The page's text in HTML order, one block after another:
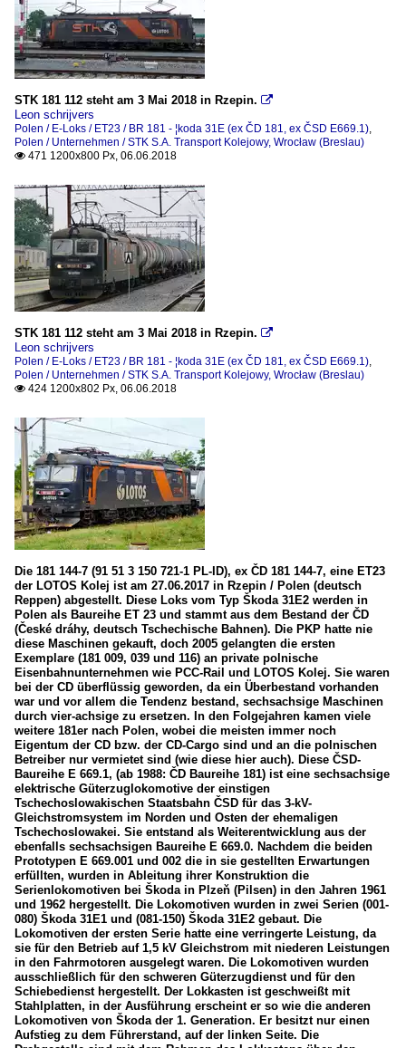
STK 181 112 steht am 3 Mai 2018 in Rzepin. 
Leon schrijvers
Polen / E-Loks / ET23 / BR 181 - ¦koda 31E (ex ČD 181, ex ČSD E669.1),
Polen / Unternehmen / STK S.A. Transport Kolejowy, Wrocław (Breslau)
 471 1200x800 Px, 06.06.2018
STK 181 112 steht am 3 Mai 2018 in Rzepin. 
Leon schrijvers
Polen / E-Loks / ET23 / BR 181 - ¦koda 31E (ex ČD 181, ex ČSD E669.1),
Polen / Unternehmen / STK S.A. Transport Kolejowy, Wrocław (Breslau)
 424 1200x802 Px, 06.06.2018
Die 181 144-7 (91 51 3 150 721-1 PL-ID), ex ČD 181 144-7, eine ET23
der LOTOS Kolej ist am 27.06.2017 in Rzepin / Polen (deutsch
Reppen) abgestellt. Diese Loks vom Typ Škoda 31E2 werden in
Polen als Baureihe ET 23 und stammt aus dem Bestand der ČD
(České dráhy, deutsch Tschechische Bahnen). Die PKP hatte nie
diese Maschinen gekauft, doch 2005 gelangten die ersten
Exemplare (181 009, 039 und 116) an private polnische
Eisenbahnunternehmen wie PCC-Rail und LOTOS Kolej. Sie waren
bei der CD überflüssig geworden, da ein Überbestand vorhanden
war und vor allem die Tendenz bestand, sechsachsige Maschinen
durch vier-achsige zu ersetzen. In den Folgejahren kamen viele
weitere 181er nach Polen, wobei die meisten immer noch
Eigentum der CD bzw. der CD-Cargo sind und an die polnischen
Betreiber nur vermietet sind (wie diese hier auch). Diese ČSD-
Baureihe E 669.1, (ab 1988: ČD Baureihe 181) ist eine sechsachsige
elektrische Güterzuglokomotive der einstigen
Tschechoslowakischen Staatsbahn ČSD für das 3-kV-
Gleichstromsystem im Norden und Osten der ehemaligen
Tschechoslowakei. Sie entstand als Weiterentwicklung aus der
ebenfalls sechsachsigen Baureihe E 669.0. Nachdem die beiden
Prototypen E 669.001 und 002 die in sie gestellten Erwartungen
erfüllten, wurden in Ableitung ihrer Konstruktion die
Serienlokomotiven bei Škoda in Plzeň (Pilsen) in den Jahren 1961
und 1962 hergestellt. Die Lokomotiven wurden in zwei Serien (001-
080) Škoda 31E1 und (081-150) Škoda 31E2 gebaut. Die
Lokomotiven der ersten Serie hatte eine verringerte Leistung, da
sie für den Betrieb auf 1,5 kV Gleichstrom mit niederen Leistungen
in den Fahrmotoren ausgelegt waren. Die Lokomotiven wurden
ausschließlich für den schweren Güterzugdienst und für den
Schiebedienst hergestellt. Der Lokkasten ist geschweißt mit
Stahlplatten, in der Ausführung erscheint er so wie die anderen
Lokomotiven von Škoda der 1. Generation. Er besitzt nur einen
Aufstieg zu dem Führerstand, auf der linken Seite. Die